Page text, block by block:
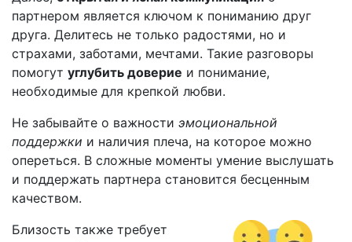
партнером является ключом к пониманию друг
друга. Делитесь не только радостями, но и
страхами, заботами, мечтами. Такие разговоры
помогут углубить доверие и понимание,
необходимые для крепкой любви.
Не забывайте о важности эмоциональной
поддержки и наличия плеча, на которое можно
опереться. В сложные моменты умение выслушать
и поддержать партнера становится бесценным
качеством.
Близость также требует